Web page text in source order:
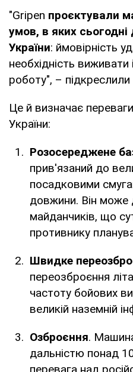
"Gripen проєктували
умов, в яких сьогодні
України: ймовірність
необхідність
роботу", –
Це й визначає
України:
Розосереджене
прив'язаний до
посадковими
довжини. Він може
майданчиків, що
противнику
Швидке
переозброєння
частоту бойових
великій наземній
Озброєння.
дальністю понад